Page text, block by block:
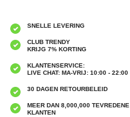
SNELLE LEVERING
CLUB TRENDY
KRIJG 7% KORTING
KLANTENSERVICE:
LIVE CHAT: MA-VRIJ: 10:00 - 22:00
30 DAGEN RETOURBELEID
MEER DAN 8,000,000 TEVREDENE
KLANTEN